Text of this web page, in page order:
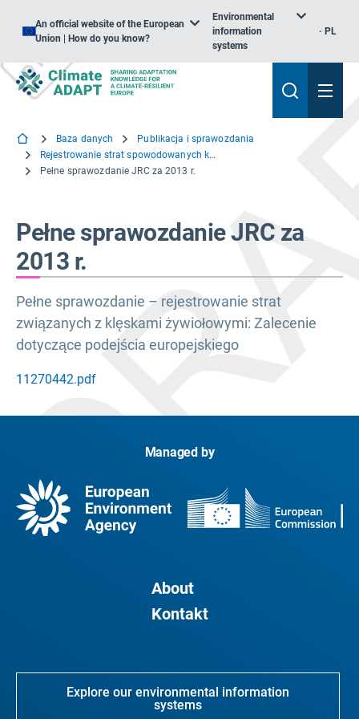
An official website of the European
Union | How do you know?
Environmental
information
systems
PL
Baza danych
Publikacja i sprawozdania
Rejestrowanie strat spowodowanych klęskami żywiołowymi: Zalecenie dotyczące podejścia europejskiego
Pełne sprawozdanie JRC za 2013 r.
Pełne sprawozdanie JRC za
2013 r.
Pełne sprawozdanie – rejestrowanie strat
związanych z klęskami żywiołowymi: Zalecenie
dotyczące podejścia europejskiego
11270442.pdf
Managed by
About
Kontakt
Explore our environmental information
systems